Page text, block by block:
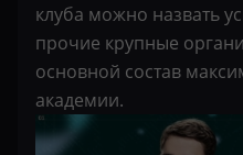
клуба можно назвать
прочие крупные
основной состав
академии.